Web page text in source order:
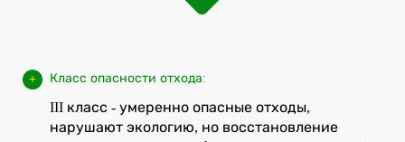
Класс опасности отхода:
III класс - умеренно опасные отходы,
нарушают экологию, но восстановление